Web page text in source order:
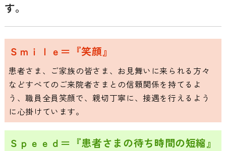
す。
Ｓｍｉｌｅ＝『笑顔』
患者さま、ご家族の皆さま、お見舞いに来られる方々
などすべてのご来院者さまとの信頼関係を持てるよ
う、職員全員笑顔で、親切丁寧に、接遇を行えるよう
に心掛けています。
Ｓｐｅｅｄ＝『患者さまの待ち時間の短縮』